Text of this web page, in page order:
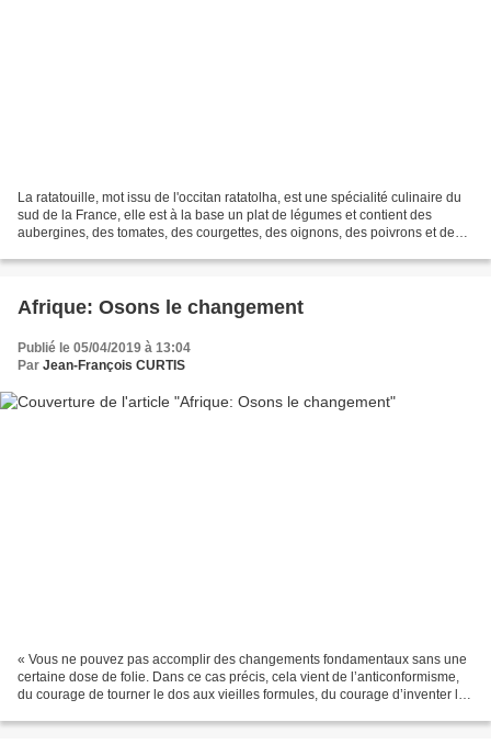
La ratatouille, mot issu de l'occitan ratatolha, est une spécialité culinaire du
sud de la France, elle est à la base un plat de légumes et contient des
aubergines, des tomates, des courgettes, des oignons, des poivrons et de
Afrique: Osons le changement
Publié le 05/04/2019 à 13:04
Par Jean-François CURTIS
« Vous ne pouvez pas accomplir des changements fondamentaux sans une
certaine dose de folie. Dans ce cas précis, cela vient de l’anticonformisme,
du courage de tourner le dos aux vieilles formules, du courage d’inventer le